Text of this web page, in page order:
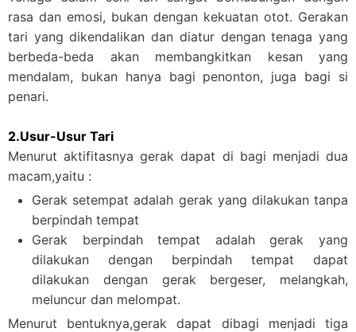
rasa dan emosi, bukan dengan kekuatan otot. Gerakan
tari yang dikendalikan dan diatur dengan tenaga yang
berbeda-beda akan membangkitkan kesan yang
mendalam, bukan hanya bagi penonton, juga bagi si
penari.
2.Usur-Usur Tari
Menurut aktifitasnya gerak dapat di bagi menjadi dua
macam,yaitu :
Gerak setempat adalah gerak yang dilakukan tanpa
berpindah tempat
Gerak berpindah tempat adalah gerak yang
dilakukan dengan berpindah tempat dapat
dilakukan dengan gerak bergeser, melangkah,
meluncur dan melompat.
Menurut bentuknya,gerak dapat dibagi menjadi tiga